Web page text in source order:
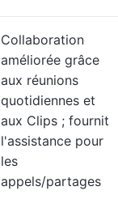
Collaboration
améliorée grâce
aux réunions
quotidiennes et
aux Clips ; fournit
l'assistance pour
les
appels/partages